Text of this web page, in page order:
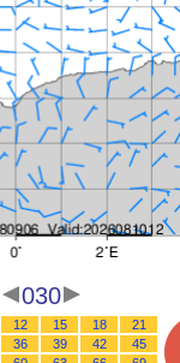
030
12 15 18
21
36 39 42
45